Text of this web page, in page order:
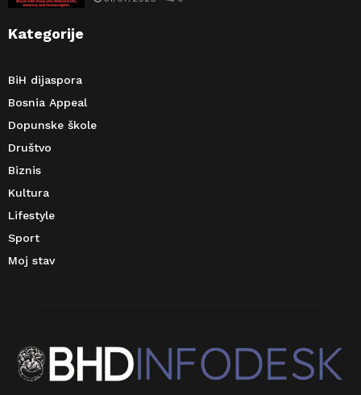
Kategorije
BiH dijaspora
Bosnia Appeal
Dopunske škole
Društvo
Biznis
Kultura
Lifestyle
Sport
Moj stav